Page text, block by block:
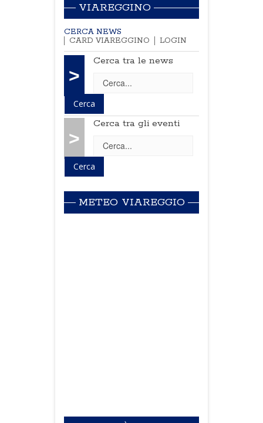
VIAREGGINO
CERCA NEWS
CARD VIAREGGINO
LOGIN
>
Cerca tra le news
>
Cerca tra gli eventi
METEO VIAREGGIO